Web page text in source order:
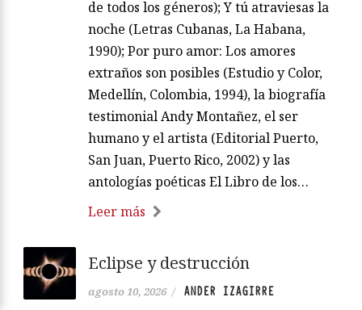
de todos los géneros); Y tú atraviesas la
noche (Letras Cubanas, La Habana,
1990); Por puro amor: Los amores
extraños son posibles (Estudio y Color,
Medellín, Colombia, 1994), la biografía
testimonial Andy Montañez, el ser
humano y el artista (Editorial Puerto,
San Juan, Puerto Rico, 2002) y las
antologías poéticas El Libro de los…
Leer más
Eclipse y destrucción
agosto 10, 2026 / ANDER IZAGIRRE